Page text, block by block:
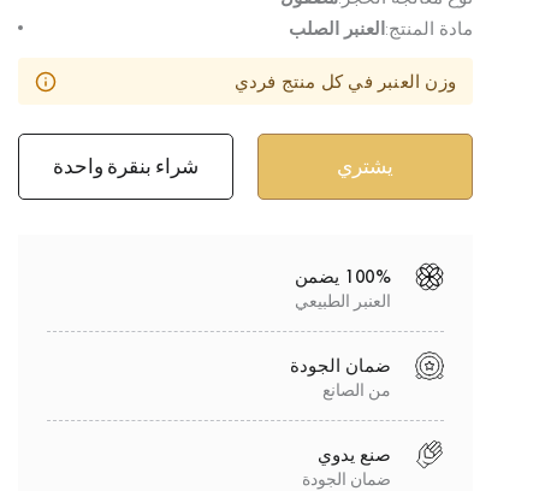
مادة المنتج:العنبر الصلب
وزن العنبر في كل منتج فردي
شراء بنقرة واحدة
100% يضمن
العنبر الطبيعي
ضمان الجودة
من الصانع
صنع يدوي
ضمان الجودة